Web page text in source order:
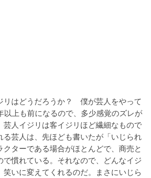
はどうだろうか？ 僕が芸人をやって
以上も前になるので、多少感覚のズレが
芸人イジリは客イジリほど繊細なもので
る芸人は、先ほども書いたが「いじられ
クターである場合がほとんどで、商売と
で慣れている。それなので、どんなイジ
笑いに変えてくれるのだ。まさにいじら